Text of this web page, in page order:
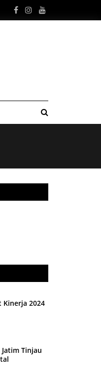
Kinerja 2024
Tinjau